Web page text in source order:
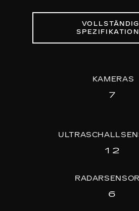
KAMERAS
7
12
6